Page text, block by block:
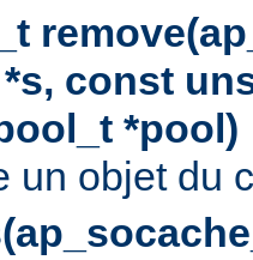
const
*pool)
un objet du